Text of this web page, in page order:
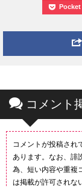
Pocket
コメント
コメントが投稿され
あります。なお、誹
為、短い内容や重複
は掲載が許可されな